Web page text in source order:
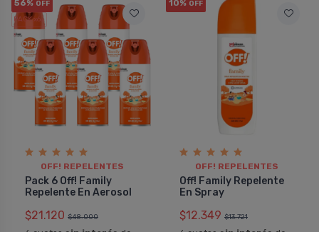
56% OFF
PACK x6 u.
OFF! REPELENTES
Pack 6 Off! Family
Repelente En Aerosol
$21.120 $48.000
10% OFF
OFF! REPELENTES
Off! Family Repelente
En Spray
$12.349 $13.721